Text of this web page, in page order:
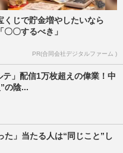
くじで貯金増やしたいなら
「〇〇するべき」
PR(合同会社デジタルファーム )
」配信1万枚超えの偉業！中
の陰...
た」当たる人は“同じこと”し